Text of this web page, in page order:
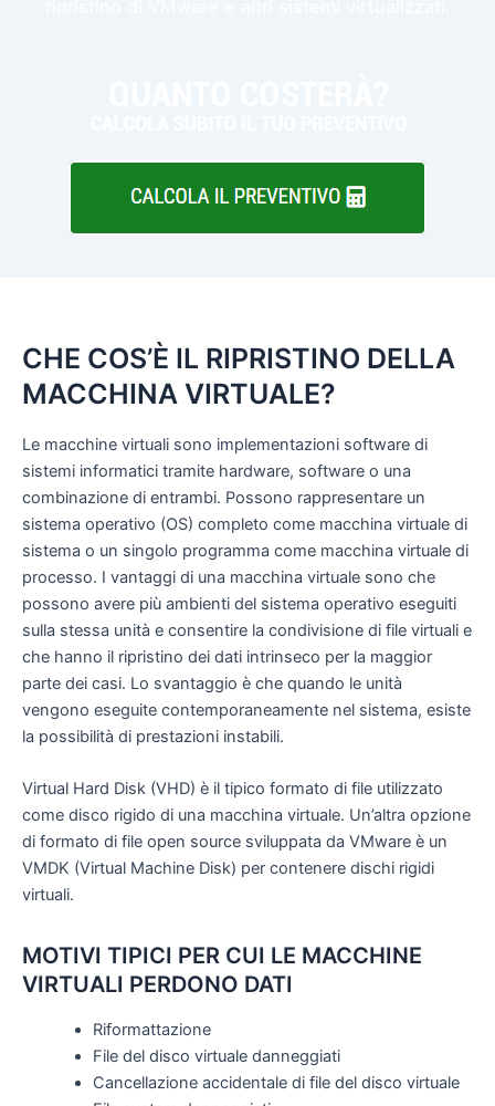
CHE COS’È IL RIPRISTINO DELLA
MACCHINA VIRTUALE?
Le macchine virtuali sono implementazioni software di
sistemi informatici tramite hardware, software o una
combinazione di entrambi. Possono rappresentare un
sistema operativo (OS) completo come macchina virtuale di
sistema o un singolo programma come macchina virtuale di
processo. I vantaggi di una macchina virtuale sono che
possono avere più ambienti del sistema operativo eseguiti
sulla stessa unità e consentire la condivisione di file virtuali e
che hanno il ripristino dei dati intrinseco per la maggior
parte dei casi. Lo svantaggio è che quando le unità
vengono eseguite contemporaneamente nel sistema, esiste
la possibilità di prestazioni instabili.
Virtual Hard Disk (VHD) è il tipico formato di file utilizzato
come disco rigido di una macchina virtuale. Un’altra opzione
di formato di file open source sviluppata da VMware è un
VMDK (Virtual Machine Disk) per contenere dischi rigidi
virtuali.
MOTIVI TIPICI PER CUI LE MACCHINE
VIRTUALI PERDONO DATI
Riformattazione
File del disco virtuale danneggiati
Cancellazione accidentale di file del disco virtuale